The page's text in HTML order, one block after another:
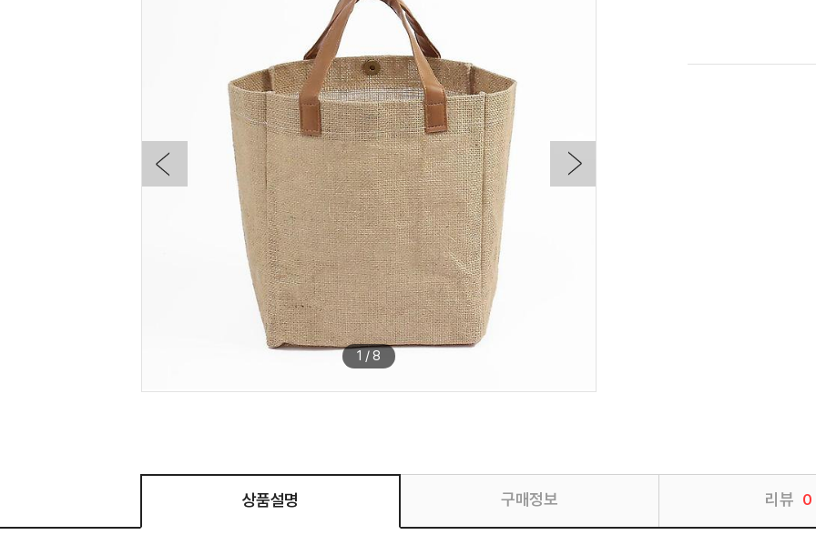
1 /8
상품설명 구매정보 리뷰 0